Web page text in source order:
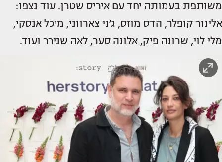
משותפת בעמותה יחד עם איריס שטרן. עוד נצפו:
אלינור קופלר, הדס מוזס, ג׳ני צארווני, מיכל אנסקי,
מלי לוי, שרונה פיק, אלונה סער, לאה שנירר ועוד.